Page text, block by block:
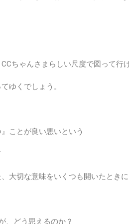
ちゃんさまらしい尺度で図って行
ゆくでしょう。
ことが良い悪いという
大切な意味をいくつも開いたときに
、どう思えるのか？